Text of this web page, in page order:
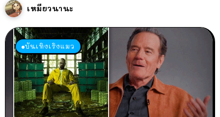
เหมียวนานะ
บันเทิงเริงแมว